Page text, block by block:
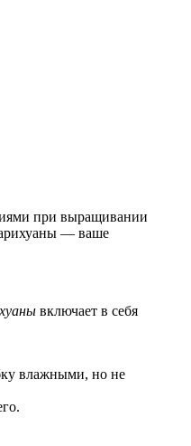
при выращивании
— ваше
включает в себя
влажными, но не